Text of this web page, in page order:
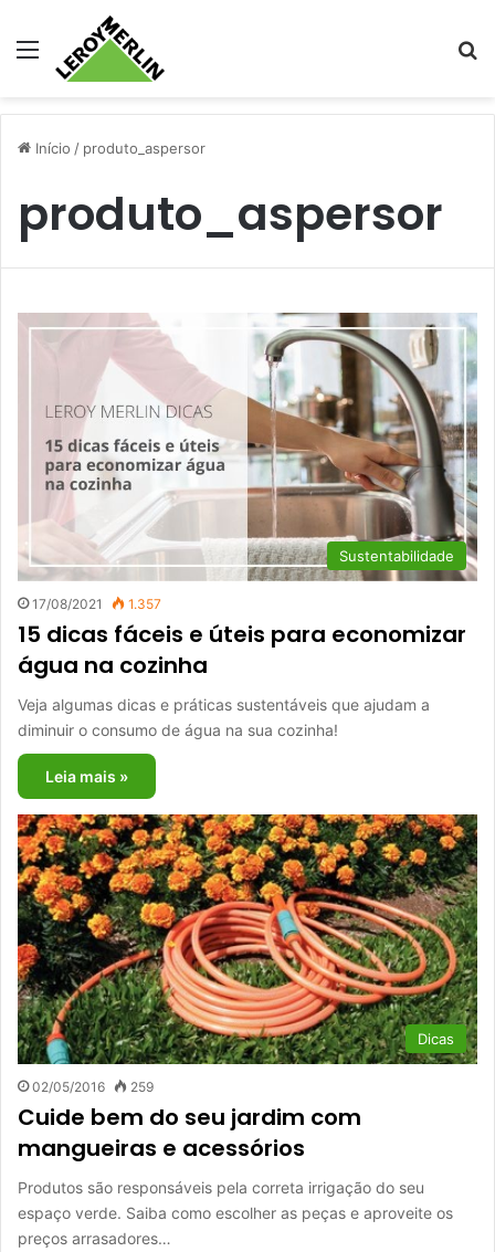
Menu
Início / produto_aspersor
produto_aspersor
Sustentabilidade
17/08/2021 1.357
15 dicas fáceis e úteis para economizar
água na cozinha
Veja algumas dicas e práticas sustentáveis que ajudam a
diminuir o consumo de água na sua cozinha!
Leia mais »
Dicas
02/05/2016 259
Cuide bem do seu jardim com
mangueiras e acessórios
Produtos são responsáveis pela correta irrigação do seu
espaço verde. Saiba como escolher as peças e aproveite os
preços arrasadores…